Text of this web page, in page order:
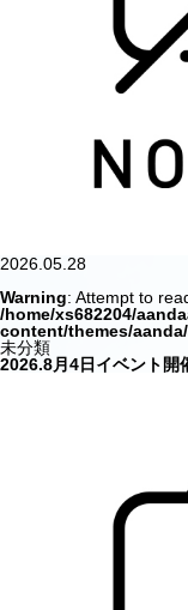
2026.05.28
Warning: Attempt to
/home/xs682204/
content/themes/
未分類
2026.8月4日イベント開